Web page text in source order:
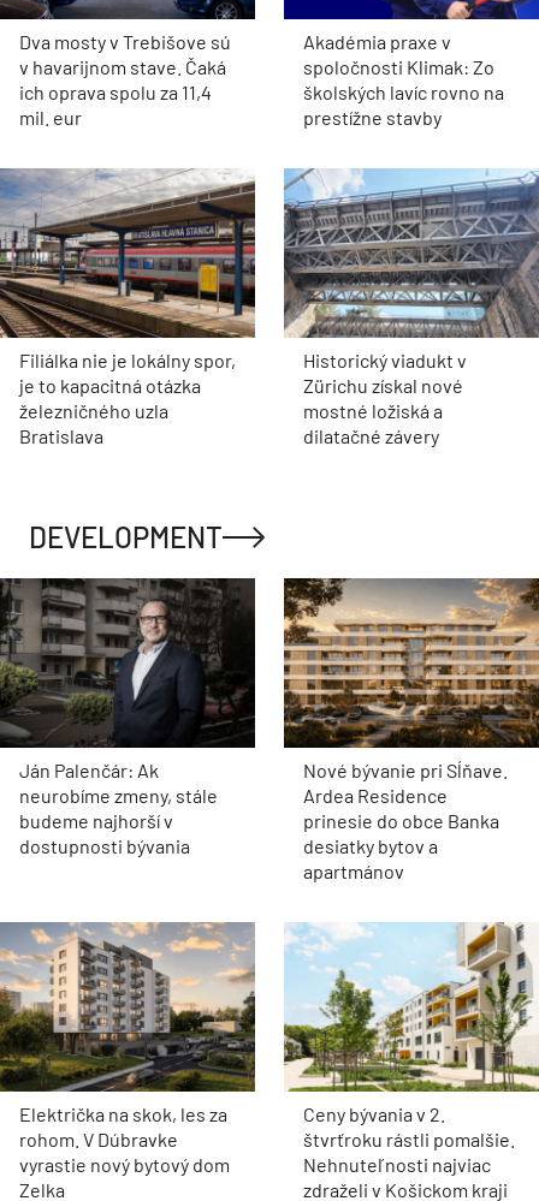
Dva mosty v Trebišove sú
v havarijnom stave. Čaká
ich oprava spolu za 11,4
mil. eur
Akadémia praxe v
spoločnosti Klimak: Zo
školských lavíc rovno na
prestížne stavby
Filiálka nie je lokálny spor,
je to kapacitná otázka
železničného uzla
Bratislava
Historický viadukt v
Zürichu získal nové
mostné ložiská a
dilatačné závery
DEVELOPMENT
Ján Palenčár: Ak
neurobíme zmeny, stále
budeme najhorší v
dostupnosti bývania
Nové bývanie pri Sĺňave.
Ardea Residence
prinesie do obce Banka
desiatky bytov a
apartmánov
Električka na skok, les za
rohom. V Dúbravke
vyrastie nový bytový dom
Zelka
Ceny bývania v 2.
štvrťroku rástli pomalšie.
Nehnuteľnosti najviac
zdraželi v Košickom kraji